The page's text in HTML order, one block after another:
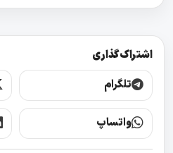
اشتراک‌گذاری
تلگرام
واتساپ